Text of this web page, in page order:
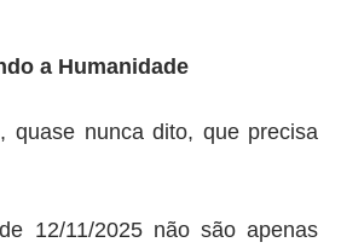
a Humanidade
quase nunca dito, que precisa
12/11/2025 não são apenas